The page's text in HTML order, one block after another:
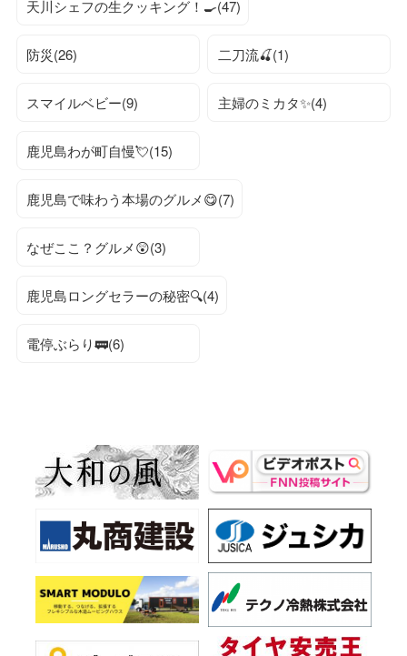
天川シェフの生クッキング！🍳(47)
防災(26) 二刀流🍒(1)
スマイルベビー(9) 主婦のミカタ✨(4)
鹿児島わが町自慢💘(15)
鹿児島で味わう本場のグルメ😋(7)
なぜここ？グルメ😲(3)
鹿児島ロングセラーの秘密🔍(4)
電停ぶらり🚃(6)